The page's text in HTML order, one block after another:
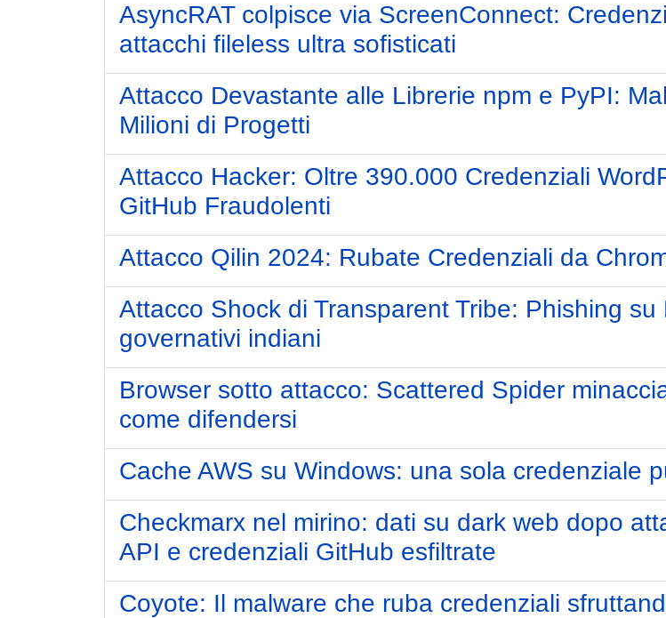
AsyncRAT colpisce via ScreenConnect:
attacchi fileless ultra sofisticati
Attacco Devastante alle Librerie npm e PyPI:
Milioni di Progetti
Attacco Hacker: Oltre 390.000 Credenziali
GitHub Fraudolenti
Attacco Qilin 2024: Rubate Credenziali da
Attacco Shock di Transparent Tribe: Phishing
governativi indiani
Browser sotto attacco: Scattered Spider
come difendersi
Cache AWS su Windows: una sola credenziale
Checkmarx nel mirino: dati su dark web dopo
API e credenziali GitHub esfiltrate
Coyote: Il malware che ruba credenziali